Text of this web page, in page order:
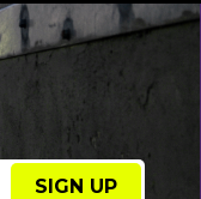
SIGN UP